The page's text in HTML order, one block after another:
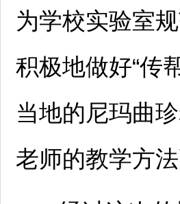
为学校实验室
积极地做好“传
当地的尼玛曲
老师的教学方法